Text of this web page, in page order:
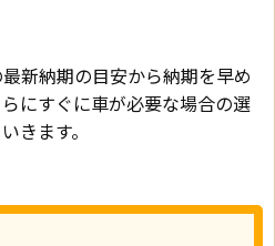
新納期の目安から納期を早め
にすぐに車が必要な場合の選
きます。